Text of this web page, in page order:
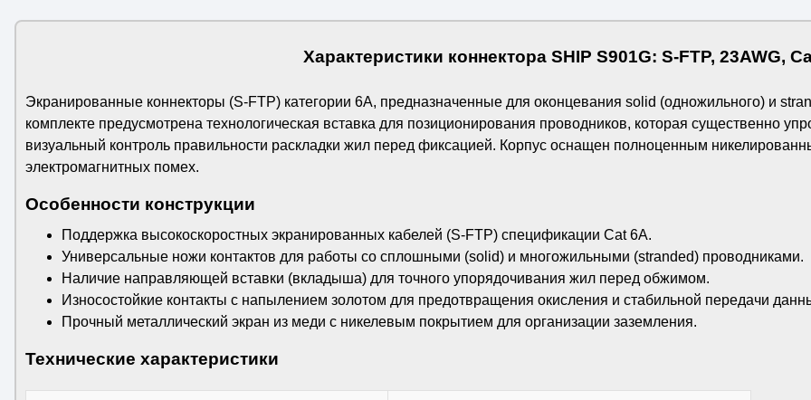
Характеристики коннектора SHIP S901G: S-FTP, 23AWG,
Экранированные коннекторы (S-FTP) категории 6A, предназначенные для оконцевания solid (одножильного) и
комплекте предусмотрена технологическая вставка для позиционирования проводников, которая существенно
визуальный контроль правильности раскладки жил перед фиксацией. Корпус оснащен полноценным
электромагнитных помех.
Особенности конструкции
Поддержка высокоскоростных экранированных кабелей (S-FTP) спецификации Cat 6A.
Универсальные ножи контактов для работы со сплошными (solid) и многожильными (stranded) проводниками.
Наличие направляющей вставки (вкладыша) для точного упорядочивания жил перед обжимом.
Износостойкие контакты с напылением золотом для предотвращения окисления и стабильной передачи
Прочный металлический экран из меди с никелевым покрытием для организации заземления.
Технические характеристики